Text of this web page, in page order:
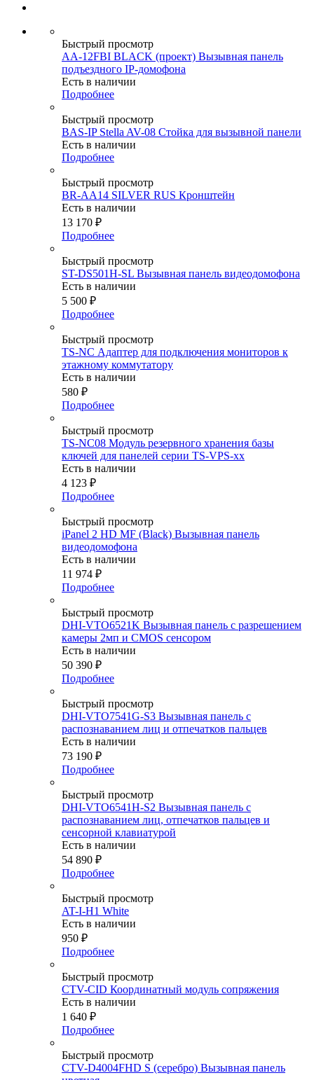
Быстрый просмотр
AA-12FBI BLACK (проект) Вызывная панель
подъездного IP-домофона
Есть в наличии
Подробнее
Быстрый просмотр
BAS-IP Stella AV-08 Стойка для вызывной панели
Есть в наличии
Подробнее
Быстрый просмотр
BR-AA14 SILVER RUS Кронштейн
Есть в наличии
13 170 ₽
Подробнее
Быстрый просмотр
ST-DS501H-SL Вызывная панель видеодомофона
Есть в наличии
5 500 ₽
Подробнее
Быстрый просмотр
TS-NC Адаптер для подключения мониторов к
этажному коммутатору
Есть в наличии
580 ₽
Подробнее
Быстрый просмотр
TS-NC08 Модуль резервного хранения базы
ключей для панелей серии TS-VPS-xx
Есть в наличии
4 123 ₽
Подробнее
Быстрый просмотр
iPanel 2 HD MF (Black) Вызывная панель
видеодомофона
Есть в наличии
11 974 ₽
Подробнее
Быстрый просмотр
DHI-VTO6521K Вызывная панель с разрешением
камеры 2мп и CMOS сенсором
Есть в наличии
50 390 ₽
Подробнее
Быстрый просмотр
DHI-VTO7541G-S3 Вызывная панель c
распознаванием лиц и отпечатков пальцев
Есть в наличии
73 190 ₽
Подробнее
Быстрый просмотр
DHI-VTO6541H-S2 Вызывная панель c
распознаванием лиц, отпечатков пальцев и
сенсорной клавиатурой
Есть в наличии
54 890 ₽
Подробнее
Быстрый просмотр
AT-I-H1 White
Есть в наличии
950 ₽
Подробнее
Быстрый просмотр
CTV-CID Координатный модуль сопряжения
Есть в наличии
1 640 ₽
Подробнее
Быстрый просмотр
CTV-D4004FHD S (серебро) Вызывная панель